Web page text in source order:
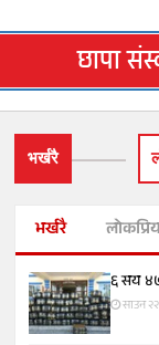
छापा
भर्खरै
भर्खरै
६ सय
साउन